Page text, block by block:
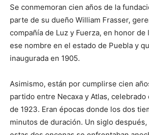
Se conmemoran cien años de la
parte de su dueño William Frasser,
compañía de Luz y Fuerza, en honor de
ese nombre en el estado de Puebla y
inaugurada en 1905.
Asimismo, están por cumplirse cien
partido entre Necaxa y Atlas, celebrado
de 1923. Eran épocas donde los dos
minutos de duración. Un siglo